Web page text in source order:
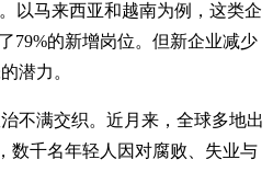
以马来西亚和越南为例，这类企
79%的新增岗位。但新企业减少
潜力。
不满交织。近月来，全球多地出
数千名年轻人因对腐败、失业与